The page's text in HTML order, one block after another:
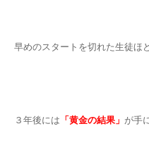
早めのスタートを切れた生徒ほど
３年後には 「黄金の結果」 が手